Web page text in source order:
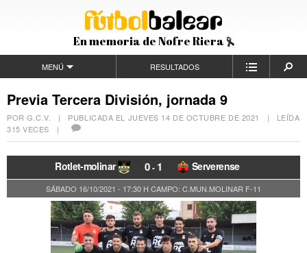
En memoria de Nofre Riera
MENÚ RESULTADOS
Previa Tercera División, jornada 9
POR G.C.V. | PUBLICADA EL JUEVES 14 DE OCTUBRE DE 2021
| LEÍDA
315 VECES |
Rotlet-molinar 0- 1 Serverense
SÁBADO 16/10/2021 - 17:30 H CAMPO: C.MUN.MOLINAR F-11